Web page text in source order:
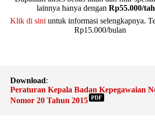
lainnya hanya dengan Rp55.000/
Klik di sini untuk informasi selengkapnya.
Rp15.000/bulan
Download:
Peraturan Kepala Badan Kepegawaian
Nomor 20 Tahun 2015 PDF